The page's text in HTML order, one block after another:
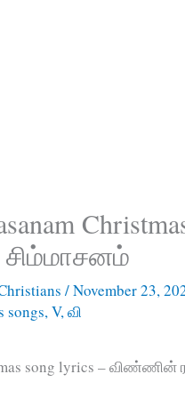
/November 23,
songs,V,வி
song lyrics –